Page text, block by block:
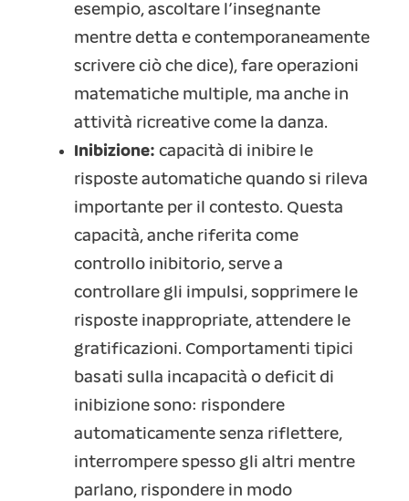
esempio, ascoltare l’insegnante
mentre detta e contemporaneamente
scrivere ciò che dice), fare operazioni
matematiche multiple, ma anche in
attività ricreative come la danza.
Inibizione: capacità di inibire le
risposte automatiche quando si rileva
importante per il contesto. Questa
capacità, anche riferita come
controllo inibitorio, serve a
controllare gli impulsi, sopprimere le
risposte inappropriate, attendere le
gratificazioni. Comportamenti tipici
basati sulla incapacità o deficit di
inibizione sono: rispondere
automaticamente senza riflettere,
interrompere spesso gli altri mentre
parlano, rispondere in modo